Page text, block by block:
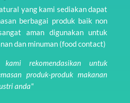
yang kami sediakan dapat
berbagai produk baik non
aman digunakan untuk
dan minuman (food contact)
rekomendasikan untuk
produk-produk makanan
anda"